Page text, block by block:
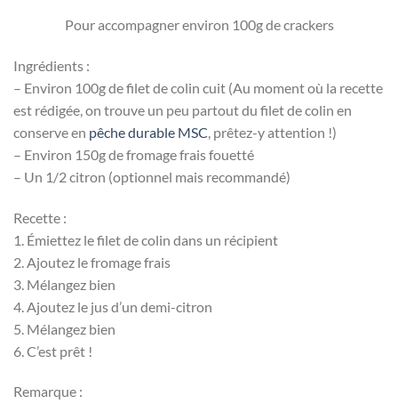
Pour accompagner environ 100g de crackers
Ingrédients :
– Environ 100g de filet de colin cuit (Au moment où la recette
est rédigée, on trouve un peu partout du filet de colin en
conserve en pêche durable MSC , prêtez-y attention !)
– Environ 150g de fromage frais fouetté
– Un 1/2 citron (optionnel mais recommandé)
Recette :
1. Émiettez le filet de colin dans un récipient
2. Ajoutez le fromage frais
3. Mélangez bien
4. Ajoutez le jus d’un demi-citron
5. Mélangez bien
6. C’est prêt !
Remarque :